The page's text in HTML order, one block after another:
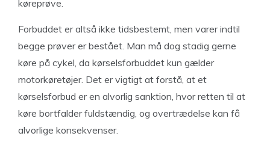
køreprøve.
Forbuddet er altså ikke tidsbestemt, men varer indtil
begge prøver er bestået. Man må dog stadig gerne
køre på cykel, da kørselsforbuddet kun gælder
motorkøretøjer. Det er vigtigt at forstå, at et
kørselsforbud er en alvorlig sanktion, hvor retten til at
køre bortfalder fuldstændig, og overtrædelse kan få
alvorlige konsekvenser.